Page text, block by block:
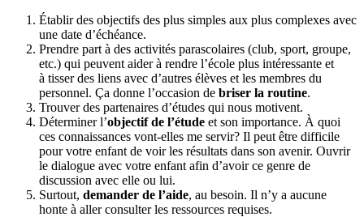
Établir des objectifs des plus simples aux plus complexes avec
une date d’échéance.
Prendre part à des activités parascolaires (club, sport, groupe,
etc.) qui peuvent aider à rendre l’école plus intéressante et
à tisser des liens avec d’autres élèves et les membres du
personnel. Ça donne l’occasion de briser la routine.
Trouver des partenaires d’études qui nous motivent.
Déterminer l’objectif de l’étude et son importance. À quoi
ces connaissances vont-elles me servir? Il peut être difficile
pour votre enfant de voir les résultats dans son avenir. Ouvrir
le dialogue avec votre enfant afin d’avoir ce genre de
discussion avec elle ou lui.
Surtout, demander de l’aide, au besoin. Il n’y a aucune
honte à aller consulter les ressources requises.